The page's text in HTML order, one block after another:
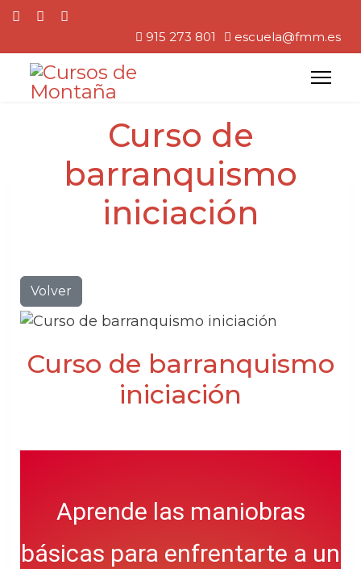
915 273 801 escuela@fmm.es
Curso de
barranquismo
iniciación
Volver
Curso de barranquismo
iniciación
Aprende las maniobras
básicas para enfrentarte a un